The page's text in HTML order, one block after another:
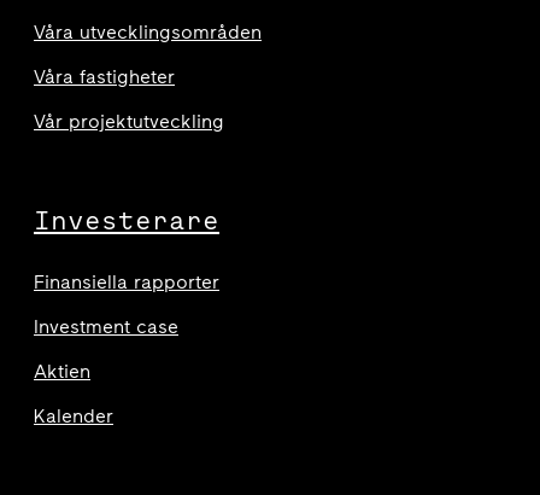
Våra utvecklingsområden
Våra fastigheter
Vår projektutveckling
Investerare
Finansiella rapporter
Investment case
Aktien
Kalender